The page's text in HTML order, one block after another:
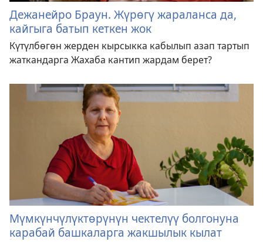
Дежанейро Браун. Жүрөгү жараланса да,
кайгыга батып кеткен жок
Күтүлбөгөн жерден кырсыкка кабылып азап тартып
жаткандарга Жахаба кантип жардам берет?
Мүмкүнчүлүктөрүнүн чектелүү болгонуна
карабай башкаларга жакшылык кылат